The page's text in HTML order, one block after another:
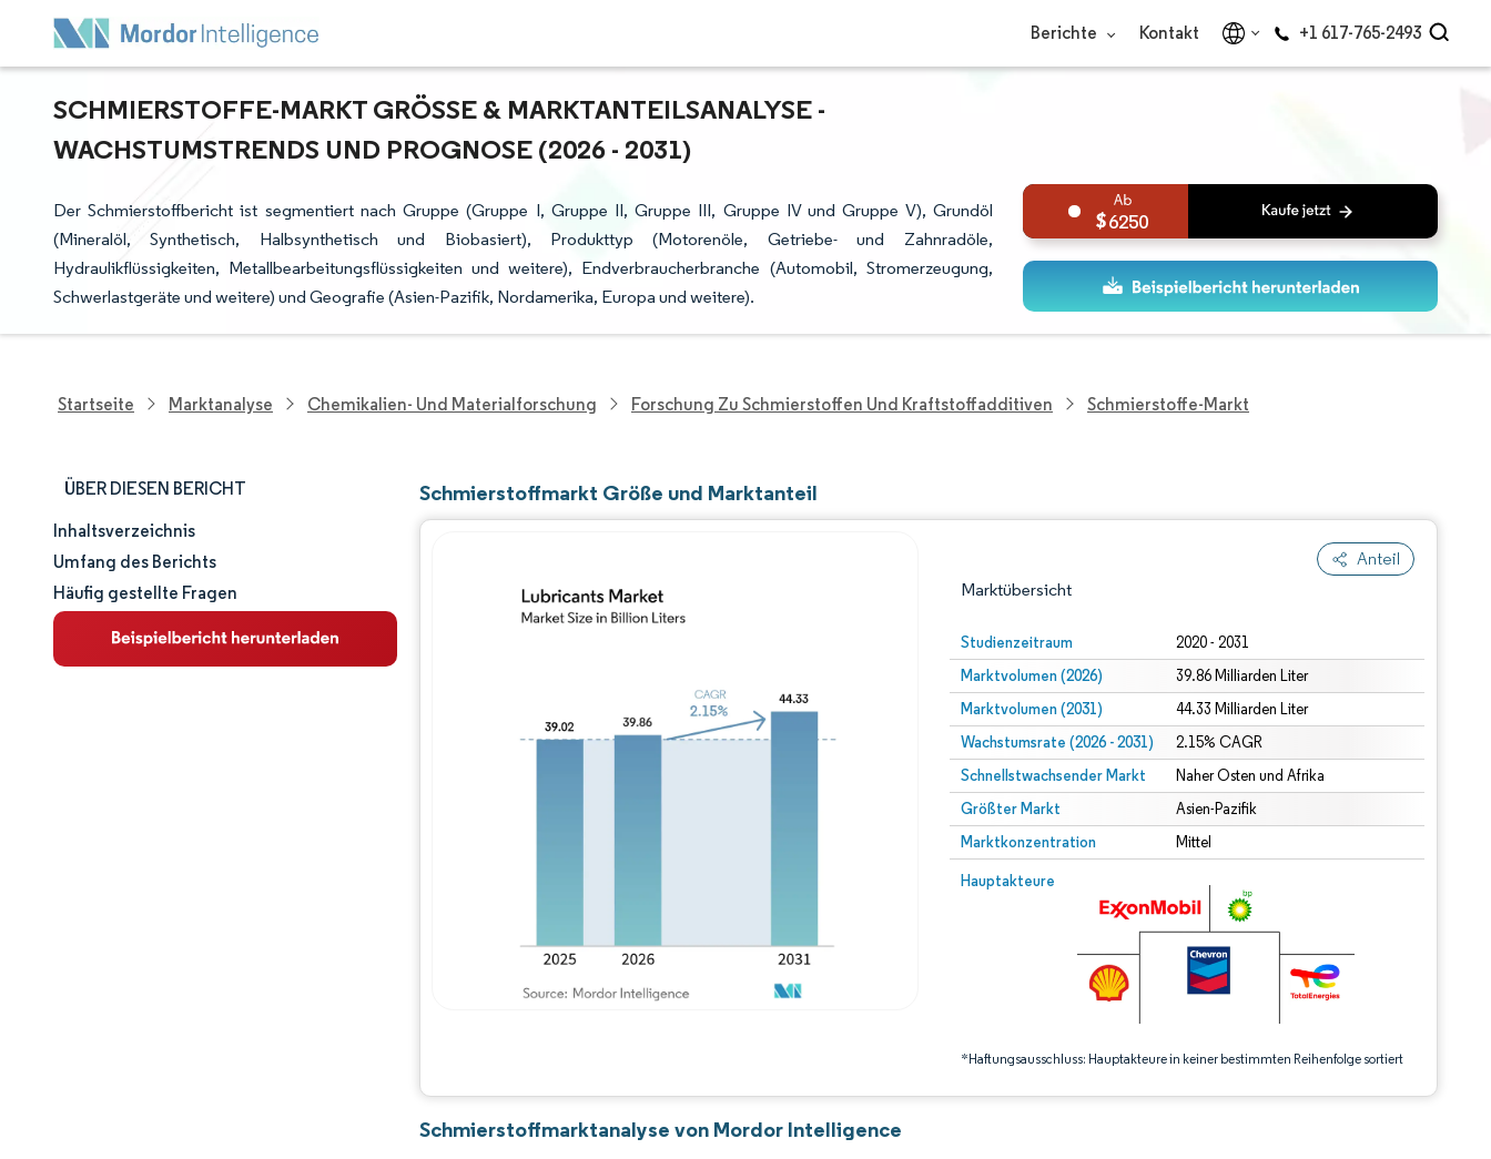
Berichte Kontakt +1 617-765-2493
SCHMIERSTOFFE-MARKT GRÖSSE & MARKTANTEILSANALYSE - W
ACHSTUMSTRENDS UND PROGNOSE (2026 - 2031)
Der Schmierstoffbericht ist segmentiert nach Gruppe (Gruppe I, Gruppe II, Gruppe III, Gruppe IV und Gruppe V), Grundöl
(Mineralöl, Synthetisch, Halbsynthetisch und Biobasiert), Produkttyp (Motorenöle, Getriebe- und Zahnradöle,
Hydraulikflüssigkeiten, Metallbearbeitungsflüssigkeiten und weitere), Endverbraucherbranche (Automobil, Stromerzeugung,
Schwerlastgeräte und weitere) und Geografie (Asien-Pazifik, Nordamerika, Europa und weitere).
6250
Startseite Marktanalyse Chemikalien- Und Materialforschung Forschung Zu Schmierstoffen Und Kraftstoffadditiven Schmierstoffe-Markt
ÜBER DIESEN BERICHT
Marktgröße und -anteil
Marktanalyse
Trends und Einblicke
Inhaltsverzeichnis
Umfang des Berichts
Häufig gestellte Fragen
Schmierstoffmarkt Größe und Marktanteil
Anteil
Marktübersicht
Studienzeitraum 2020 - 2031
Marktvolumen (2026) 39.86 Milliarden Liter
Marktvolumen (2031) 44.33 Milliarden Liter
Wachstumsrate (2026 - 2031) 2.15% CAGR
Schnellstwachsender Markt Naher Osten und Afrika
Größter Markt Asien-Pazifik
Marktkonzentration Mittel
Hauptakteure
*Haftungsausschluss: Hauptakteure in keiner bestimmten Reihenfolge sortiert
Bild © Mordor Intelligence. Wiederverwendung erfordert Namensnennung gemäß CC BY 4.0.
Bild © Mordor Intelligence. Wiederverwendung erfordert Namensnennung gemäß CC BY 4.0.
Schmierstoffmarktanalyse von Mordor Intelligence